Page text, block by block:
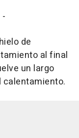
de
al final
un largo